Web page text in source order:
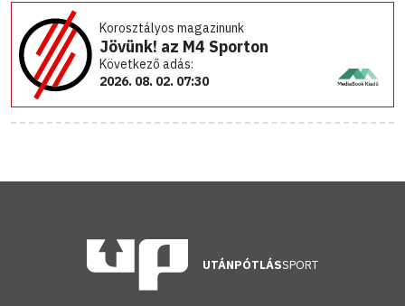
Korosztályos magazinunk
Jövünk! az M4 Sporton
Következő adás:
2026. 08. 02. 07:30
UTÁNPÓTLÁSSPORT